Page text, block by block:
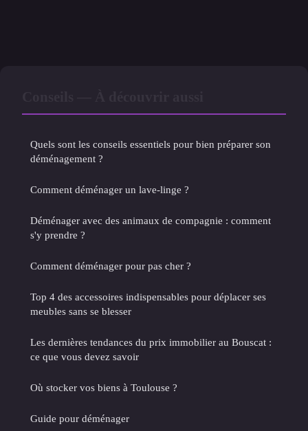
Quels sont les conseils essentiels pour bien préparer son
déménagement ?
Comment déménager un lave-linge ?
Déménager avec des animaux de compagnie : comment
s'y prendre ?
Comment déménager pour pas cher ?
Top 4 des accessoires indispensables pour déplacer ses
meubles sans se blesser
Les dernières tendances du prix immobilier au Bouscat :
ce que vous devez savoir
Où stocker vos biens à Toulouse ?
Guide pour déménager